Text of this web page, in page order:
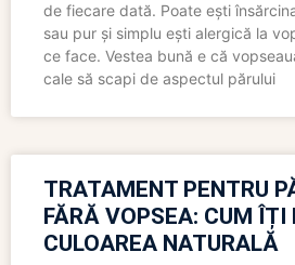
de fiecare dată. Poate ești
sau pur și simplu ești alergică la
ce face. Vestea bună e că
cale să scapi de aspectul părului
TRATAMENT PENTRU
FĂRĂ VOPSEA: CUM ÎȚI
CULOAREA NATURALĂ